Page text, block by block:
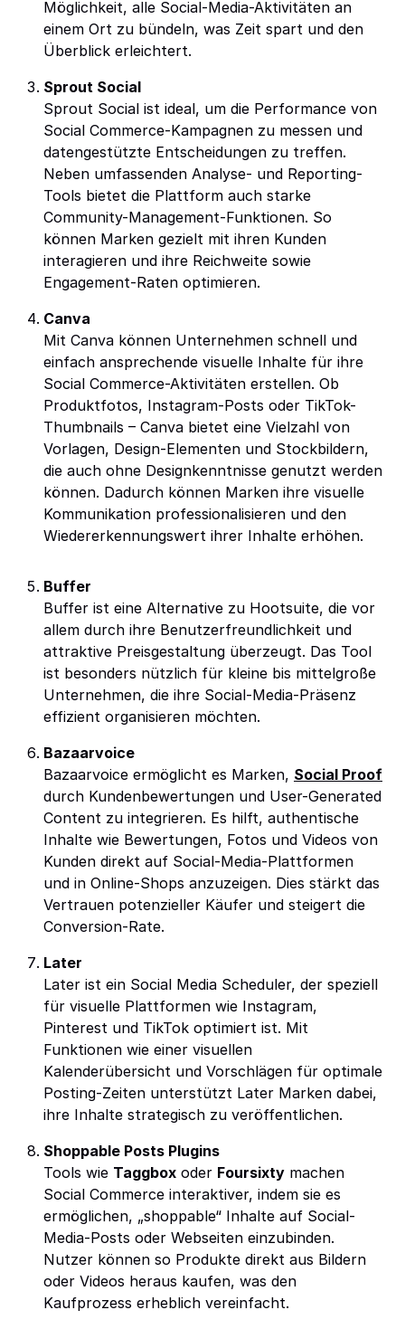
Möglichkeit, alle Social-Media-Aktivitäten an
einem Ort zu bündeln, was Zeit spart und den
Überblick erleichtert.
Sprout Social
Sprout Social ist ideal, um die Performance von
Social Commerce-Kampagnen zu messen und
datengestützte Entscheidungen zu treffen.
Neben umfassenden Analyse- und Reporting-
Tools bietet die Plattform auch starke
Community-Management-Funktionen. So
können Marken gezielt mit ihren Kunden
interagieren und ihre Reichweite sowie
Engagement-Raten optimieren.
Canva
Mit Canva können Unternehmen schnell und
einfach ansprechende visuelle Inhalte für ihre
Social Commerce-Aktivitäten erstellen. Ob
Produktfotos, Instagram-Posts oder TikTok-
Thumbnails – Canva bietet eine Vielzahl von
Vorlagen, Design-Elementen und Stockbildern,
die auch ohne Designkenntnisse genutzt werden
können. Dadurch können Marken ihre visuelle
Kommunikation professionalisieren und den
Wiedererkennungswert ihrer Inhalte erhöhen.
Buffer
Buffer ist eine Alternative zu Hootsuite, die vor
allem durch ihre Benutzerfreundlichkeit und
attraktive Preisgestaltung überzeugt. Das Tool
ist besonders nützlich für kleine bis mittelgroße
Unternehmen, die ihre Social-Media-Präsenz
effizient organisieren möchten.
Bazaarvoice
Bazaarvoice ermöglicht es Marken, Social Proof
durch Kundenbewertungen und User-Generated
Content zu integrieren. Es hilft, authentische
Inhalte wie Bewertungen, Fotos und Videos von
Kunden direkt auf Social-Media-Plattformen
und in Online-Shops anzuzeigen. Dies stärkt das
Vertrauen potenzieller Käufer und steigert die
Conversion-Rate.
Later
Later ist ein Social Media Scheduler, der speziell
für visuelle Plattformen wie Instagram,
Pinterest und TikTok optimiert ist. Mit
Funktionen wie einer visuellen
Kalenderübersicht und Vorschlägen für optimale
Posting-Zeiten unterstützt Later Marken dabei,
ihre Inhalte strategisch zu veröffentlichen.
Shoppable Posts Plugins
Tools wie Taggbox oder Foursixty machen
Social Commerce interaktiver, indem sie es
ermöglichen, „shoppable“ Inhalte auf Social-
Media-Posts oder Webseiten einzubinden.
Nutzer können so Produkte direkt aus Bildern
oder Videos heraus kaufen, was den
Kaufprozess erheblich vereinfacht.